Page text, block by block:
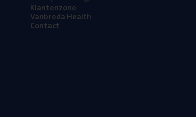
Klan­ten­zo­ne
Van­b­re­da Health
Con­tact